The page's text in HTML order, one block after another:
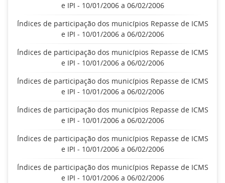
e IPI - 10/01/2006 a 06/02/2006
Índices de participação dos municípios Repasse de ICMS
e IPI - 10/01/2006 a 06/02/2006
Índices de participação dos municípios Repasse de ICMS
e IPI - 10/01/2006 a 06/02/2006
Índices de participação dos municípios Repasse de ICMS
e IPI - 10/01/2006 a 06/02/2006
Índices de participação dos municípios Repasse de ICMS
e IPI - 10/01/2006 a 06/02/2006
Índices de participação dos municípios Repasse de ICMS
e IPI - 10/01/2006 a 06/02/2006
Índices de participação dos municípios Repasse de ICMS
e IPI - 10/01/2006 a 06/02/2006